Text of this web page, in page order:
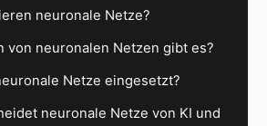
neuronale Netze?
von neuronalen Netzen gibt es?
Netze eingesetzt?
neuronale Netze von KI und